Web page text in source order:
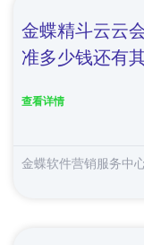
金蝶精斗云云
准多少钱还有
查看详情
金蝶软件营销服务中